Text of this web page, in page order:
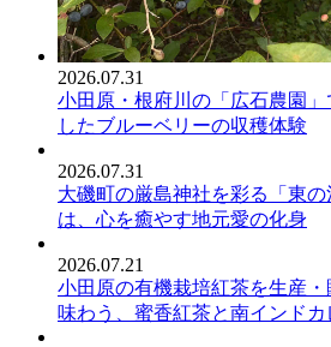
2026.07.31
小田原・根府川の「広石農園
したブルーベリーの収穫体験
2026.07.31
大磯町の厳島神社を彩る「東
は、心を癒やす地元愛の化身
2026.07.21
小田原の有機栽培紅茶を生産
味わう、蜜香紅茶と南インドカ